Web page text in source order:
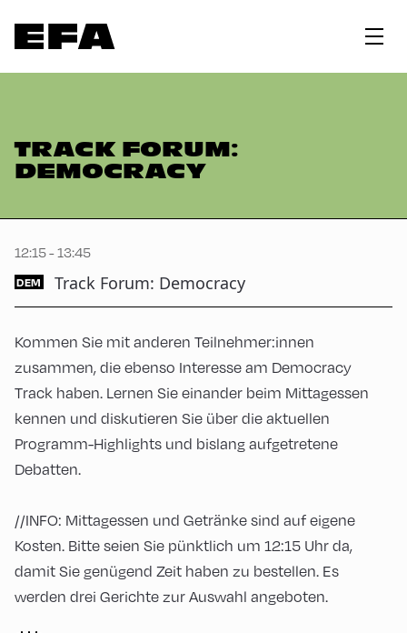
TRACK FORUM:
DEMOCRACY
12:15 - 13:45
DEM Track Forum: Democracy
Kommen Sie mit anderen Teilnehmer:innen
zusammen, die ebenso Interesse am Democracy
Track haben. Lernen Sie einander beim Mittagessen
kennen und diskutieren Sie über die aktuellen
Programm-Highlights und bislang aufgetretene
Debatten.
//INFO: Mittagessen und Getränke sind auf eigene
Kosten. Bitte seien Sie pünktlich um 12:15 Uhr da,
damit Sie genügend Zeit haben zu bestellen. Es
werden drei Gerichte zur Auswahl angeboten.